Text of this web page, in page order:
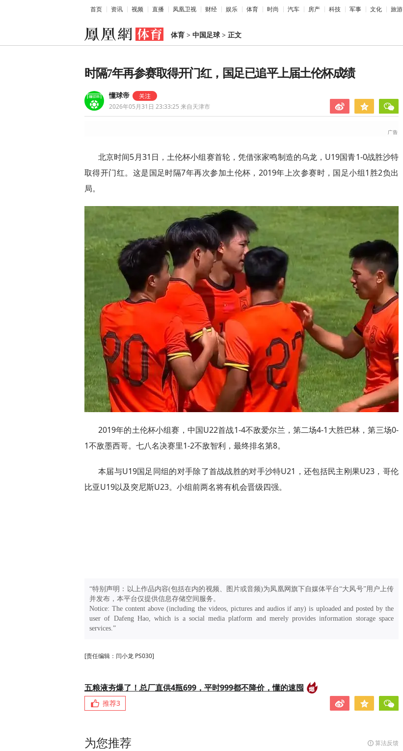
首页 资讯 视频 直播 凤凰卫视 财经 娱乐 体育 时尚 汽车 房产 科技 军事 文化 旅游
体育 > 中国足球 > 正文
时隔7年再参赛取得开门红，国足已追平上届土伦杯成绩
懂球帝
2026年05月31日 23:33:25 来自天津市
北京时间5月31日，土伦杯小组赛首轮，凭借张家鸣制造的乌龙，U19国青1-0战胜沙特
取得开门红。这是国足时隔7年再次参加土伦杯，2019年上次参赛时，国足小组1胜2负出
局。
2019年的土伦杯小组赛，中国U22首战1-4不敌爱尔兰，第二场4-1大胜巴林，第三场0-
1不敌墨西哥。七八名决赛里1-2不敌智利，最终排名第8。
本届与U19国足同组的对手除了首战战胜的对手沙特U21，还包括民主刚果U23，哥伦
比亚U19以及突尼斯U23。小组前两名将有机会晋级四强。
“特别声明：以上作品内容(包括在内的视频、图片或音频)为凤凰网旗下自媒体平台“大风号”用户上传
并发布，本平台仅提供信息存储空间服务。
Notice: The content above (including the videos, pictures and audios if any) is uploaded and posted by the
user of Dafeng Hao, which is a social media platform and merely provides information storage space
services.”
[责任编辑：闫小龙 PS030]
五粮液夯爆了！总厂直供4瓶699，平时999都不降价，懂的速囤
推荐3
为您推荐 算法反馈